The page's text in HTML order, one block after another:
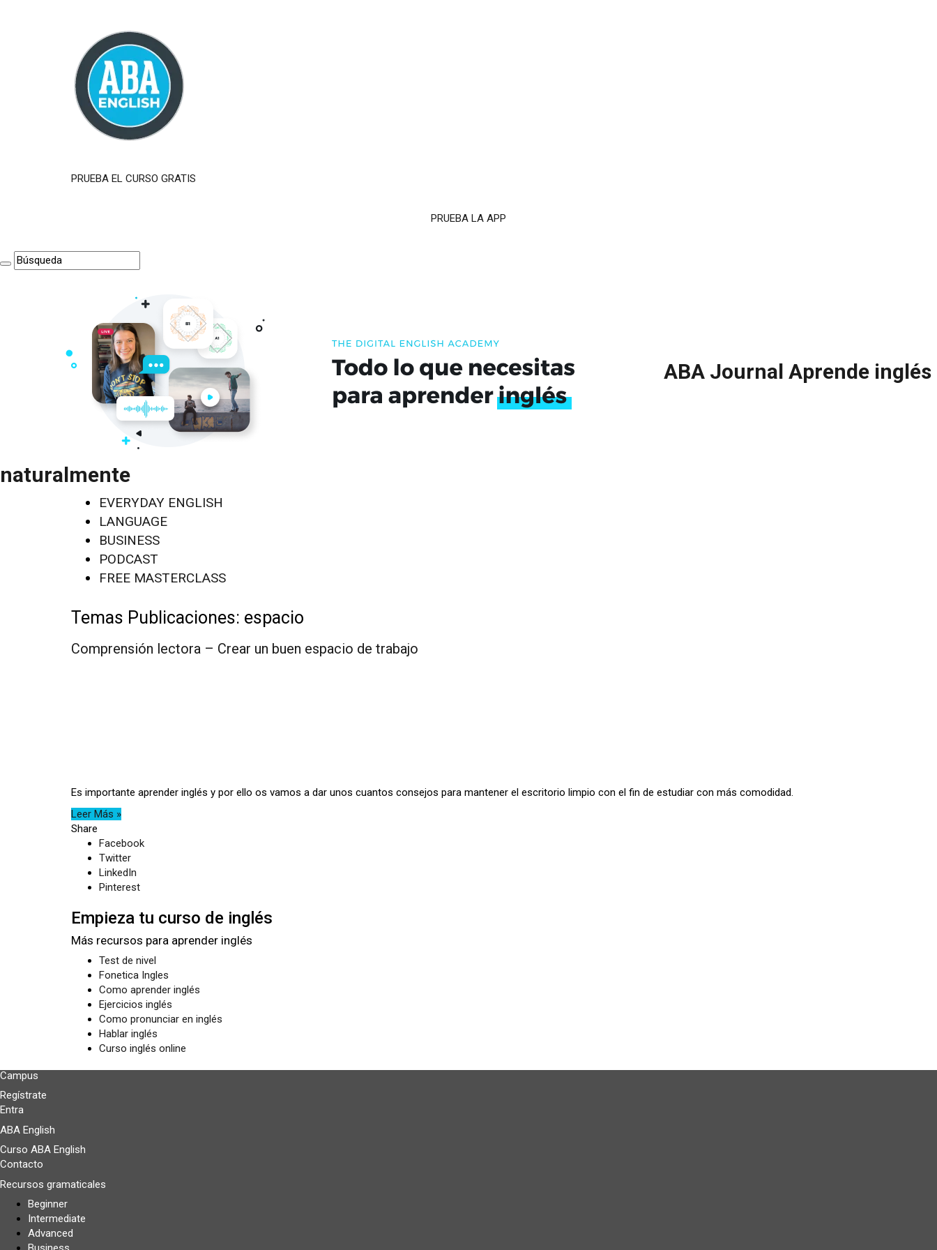
PRUEBA EL CURSO GRATIS
PRUEBA LA APP
ABA Journal Aprende inglés
naturalmente
EVERYDAY ENGLISH
LANGUAGE
BUSINESS
PODCAST
FREE MASTERCLASS
Temas Publicaciones: espacio
Comprensión lectora – Crear un buen espacio de trabajo
Es importante aprender inglés y por ello os vamos a dar unos cuantos consejos para mantener el escritorio limpio con el fin de estudiar con más comodidad.
Leer Más »
Share
Facebook
Twitter
LinkedIn
Pinterest
Empieza tu curso de inglés
Más recursos para aprender inglés
Test de nivel
Fonetica Ingles
Como aprender inglés
Ejercicios inglés
Como pronunciar en inglés
Hablar inglés
Curso inglés online
Campus
Regístrate
Entra
ABA English
Curso ABA English
Contacto
Recursos gramaticales
Beginner
Intermediate
Advanced